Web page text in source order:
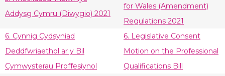
Addysg Cymru (Diwygio) 2021
for Wales (Amendment)
Regulations 2021
6. Cynnig Cydsyniad
Deddfwriaethol ar y Bil
Cymwysterau Proffesiynol
6. Legislative Consent
Motion on the Professional
Qualifications Bill